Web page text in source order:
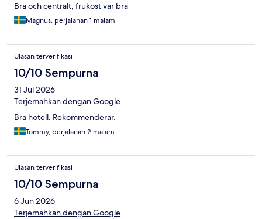
Bra och centralt, frukost var bra
Magnus, perjalanan 1 malam
Ulasan terverifikasi
10/10 Sempurna
31 Jul 2026
Terjemahkan dengan Google
Bra hotell. Rekommenderar.
Tommy, perjalanan 2 malam
Ulasan terverifikasi
10/10 Sempurna
6 Jun 2026
Terjemahkan dengan Google